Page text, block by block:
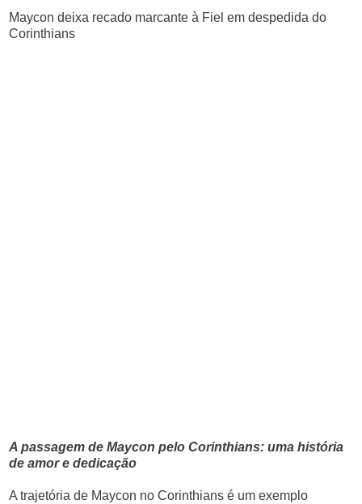
Maycon deixa recado marcante à Fiel em despedida do
Corinthians
A passagem de Maycon pelo Corinthians: uma história
de amor e dedicação
A trajetória de Maycon no Corinthians é um exemplo